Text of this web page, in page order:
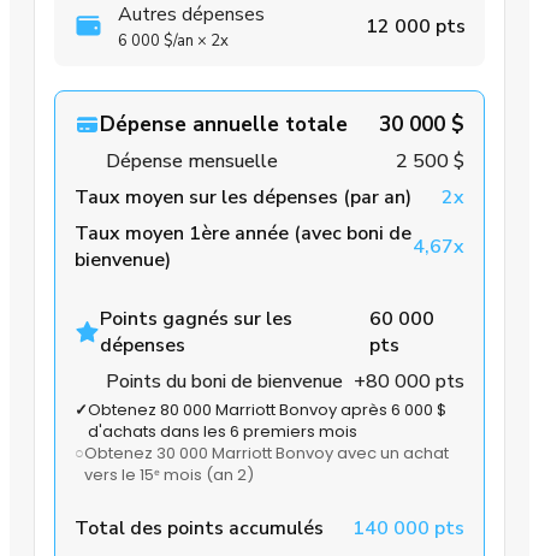
Autres dépenses
6 000 $/an × 2x
12 000 pts
Dépense annuelle totale 30 000 $
Dépense mensuelle
2 500 $
Taux moyen sur les dépenses (par an)
2x
Taux moyen 1ère année (avec boni de
bienvenue)
4,67x
Points gagnés sur les
dépenses
60 000
pts
Points du boni de bienvenue +80 000 pts
✓Obtenez 80 000 Marriott Bonvoy après 6 000 $
d'achats dans les 6 premiers mois
○Obtenez 30 000 Marriott Bonvoy avec un achat
vers le 15ᵉ mois (an 2)
Total des points accumulés 140 000 pts